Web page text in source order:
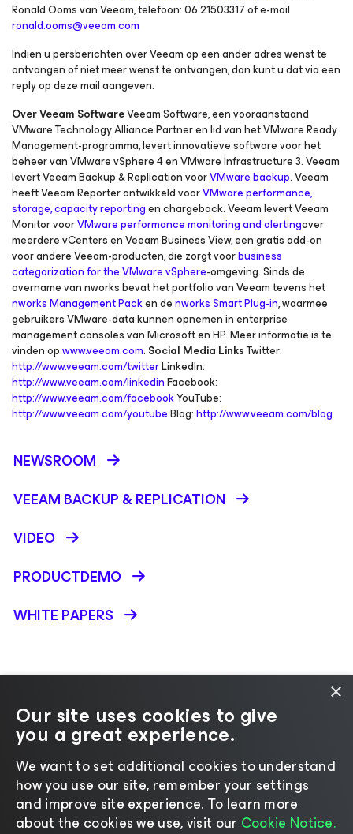
Ronald Ooms van Veeam, telefoon: 06 21503317 of e-mail
ronald.ooms@veeam.com
Indien u persberichten over Veeam op een ander adres wenst te
ontvangen of niet meer wenst te ontvangen, dan kunt u dat via een
reply op deze mail aangeven.
Over Veeam SoftwareVeeam Software, een vooraanstaand
VMware Technology Alliance Partner en lid van het VMware Ready
Management-programma, levert innovatieve software voor het
beheer van VMware vSphere 4 en VMware Infrastructure 3. Veeam
levert Veeam Backup & Replication voorVMware backup. Veeam
heeft Veeam Reporter ontwikkeld voorVMware performance,
storage, capacity reportingen chargeback. Veeam levert Veeam
Monitor voorVMware performance monitoring and alertingover
meerdere vCenters en Veeam Business View, een gratis add-on
voor andere Veeam-producten, die zorgt voorbusiness
categorization for the VMware vSphere-omgeving. Sinds de
overname van nworks bevat het portfolio van Veeam tevens het
nworks Management Packen denworks Smart Plug-in, waarmee
gebruikers VMware-data kunnen opnemen in enterprise
management consoles van Microsoft en HP. Meer informatie is te
vinden opwww.veeam.com. Social Media LinksTwitter:
http://www.veeam.com/twitterLinkedIn:
http://www.veeam.com/linkedinFacebook:
http://www.veeam.com/facebookYouTube:
http://www.veeam.com/youtubeBlog:http://www.veeam.com/blog
NEWSROOM
VEEAM BACKUP &REPLICATION
VIDEO
PRODUCTDEMO
WHITE PAPERS
©2026 Veeam® Software | Privacyverklaring
Kennisgeving over cookies | Juridisch
Licentiebeleid | Bronnen voor leveranciers
Andere taal selecteren
×
Our site uses cookies to give
you a great experience.
We want to set additional cookies to understand
how you use our site, remember your settings
and improve site experience. ​To learn more
about the cookies we use, visit our Cookie Notice.